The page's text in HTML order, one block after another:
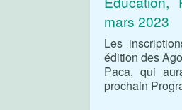
mars 2023
Les
édition des
Paca, qui
prochain